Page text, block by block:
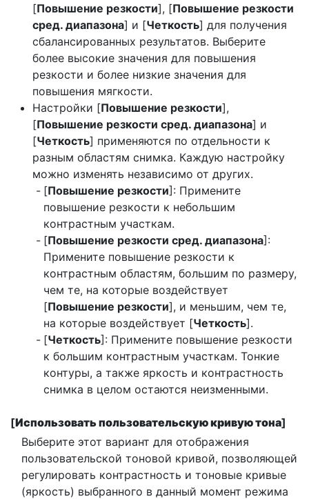
[Повышение резкости], [Повышение резкости
сред. диапазона] и [Четкость] для получения
сбалансированных результатов. Выберите
более высокие значения для повышения
резкости и более низкие значения для
повышения мягкости.
Настройки [Повышение резкости],
[Повышение резкости сред. диапазона] и
[Четкость] применяются по отдельности к
разным областям снимка. Каждую настройку
можно изменять независимо от других.
[Повышение резкости]: Примените
повышение резкости к небольшим
контрастным участкам.
[Повышение резкости сред. диапазона]:
Примените повышение резкости к
контрастным областям, большим по размеру,
чем те, на которые воздействует
[Повышение резкости], и меньшим, чем те,
на которые воздействует [Четкость].
[Четкость]: Примените повышение резкости
к большим контрастным участкам. Тонкие
контуры, а также яркость и контрастность
снимка в целом остаются неизменными.
[Использовать пользовательскую кривую тона]
Выберите этот вариант для отображения
пользовательской тоновой кривой, позволяющей
регулировать контрастность и тоновые кривые
(яркость) выбранного в данный момент режима